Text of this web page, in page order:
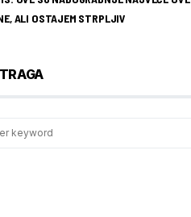
ALI OSTAJEM STRPLJIV